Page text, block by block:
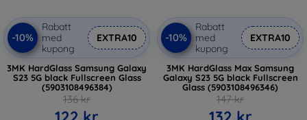
-10%
Rabatt
med
kupong
EXTRA10
3MK HardGlass Samsung Galaxy
S23 5G black Fullscreen Glass
(5903108496384)
136 kr
-10%
Rabatt
med
kupong
EXTRA10
3MK HardGlass Max Samsung
Galaxy S23 5G black Fullscreen
Glass (5903108496346)
147 kr